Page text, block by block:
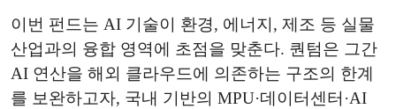
이번 펀드는 AI 기술이 환경, 에너지, 제조 등 실물
산업과의 융합 영역에 초점을 맞춘다. 퀀텀은 그간
AI 연산을 해외 클라우드에 의존하는 구조의 한계
를 보완하고자, 국내 기반의 MPU·데이터센터·AI